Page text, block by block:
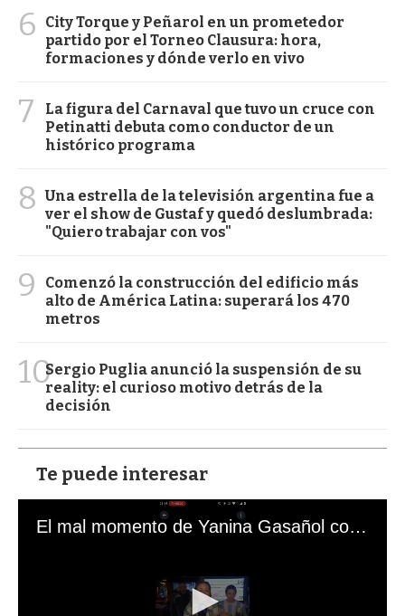
6
City Torque y Peñarol en un prometedor
partido por el Torneo Clausura: hora,
formaciones y dónde verlo en vivo
7
La figura del Carnaval que tuvo un cruce con
Petinatti debuta como conductor de un
histórico programa
8 Una estrella de la televisión argentina fue a
ver el show de Gustaf y quedó deslumbrada:
"Quiero trabajar con vos"
9
Comenzó la construcción del edificio más
alto de América Latina: superará los 470
metros
10Sergio Puglia anunció la suspensión de su
reality: el curioso motivo detrás de la
decisión
Te puede interesar
El mal momento de Yanina Gasañol con un hincha argentino en "Subrayado"